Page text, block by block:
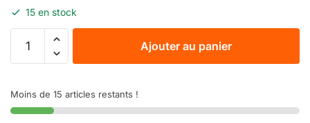
15 en stock
Ajouter au panier
Moins de 15 articles restants !